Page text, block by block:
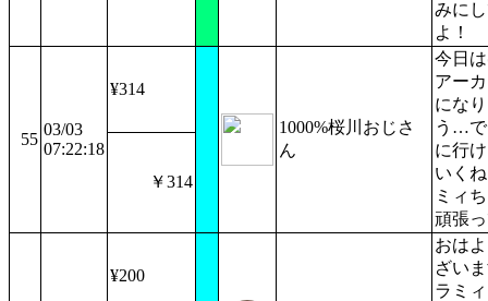
みに
よ！
55
03/03
07:22:18
¥314
1000%桜川おじさ
ん
今日
アー
にな
う…
に行
いく
ミィ
頑張
￥314
¥200
おは
ざい
ラミ